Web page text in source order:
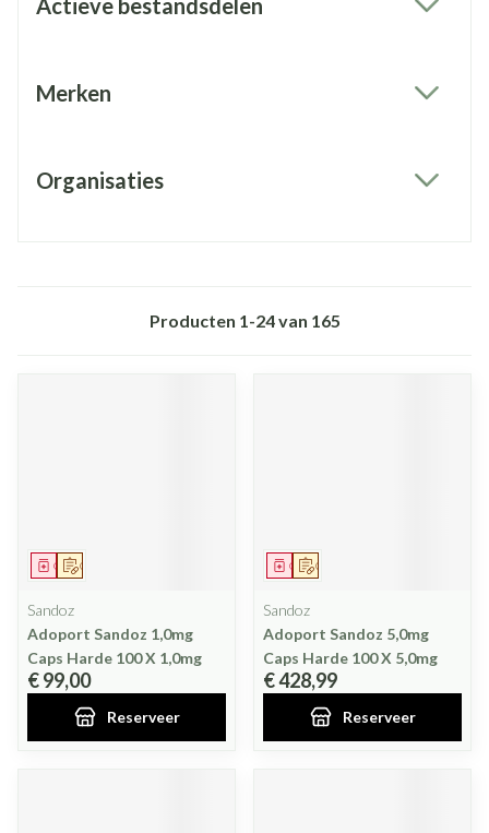
Actieve bestandsdelen
Merken
Organisaties
Producten 1-24van 165
Op voorschrift
Geneesmiddel
Sandoz
Adoport Sandoz 1,0mg
Caps Harde 100 X 1,0mg
€ 99,00
Reserveer
Op voorschrift
Geneesmiddel
Sandoz
Adoport Sandoz 5,0mg
Caps Harde 100 X 5,0mg
€ 428,99
Reserveer